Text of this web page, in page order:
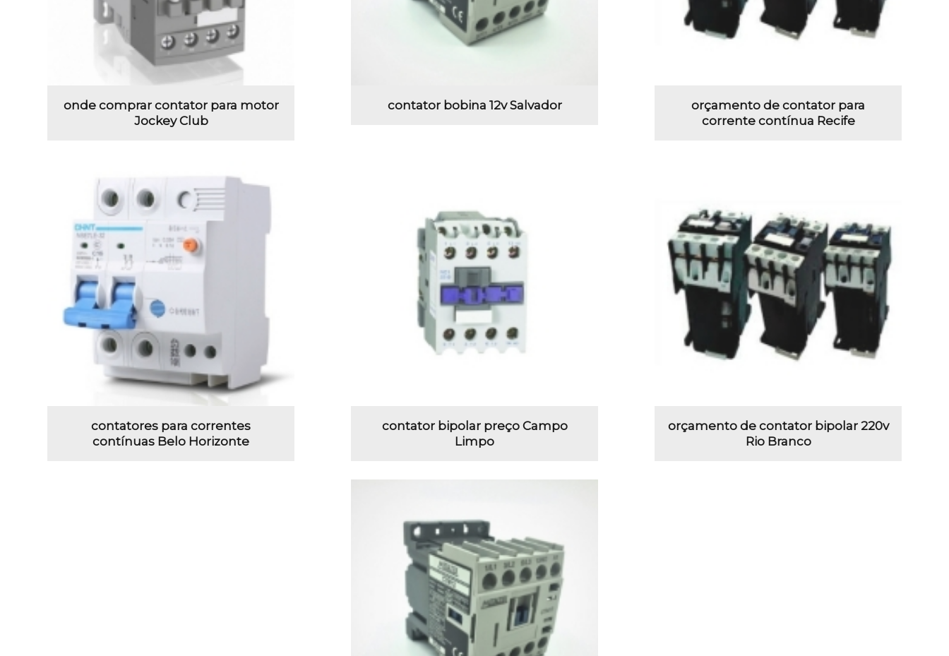
onde comprar contator para motor
Jockey Club
contator bobina 12v Salvador
orçamento de contator para
corrente contínua Recife
contatores para correntes
contínuas Belo Horizonte
contator bipolar preço Campo
Limpo
orçamento de contator bipolar 220v
Rio Branco